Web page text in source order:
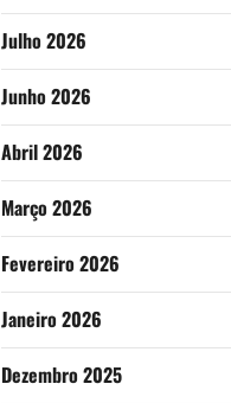
Julho 2026
Junho 2026
Abril 2026
Março 2026
Fevereiro 2026
Janeiro 2026
Dezembro 2025